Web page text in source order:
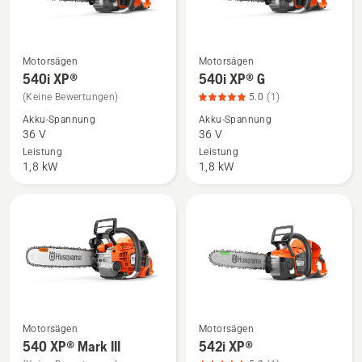
Mehr
Details
zu
540i
XP®
anzeigen
Motorsägen
540i XP®
(Keine Bewertungen)
Akku-Spannung
36 V
Leistung
1,8 kW
Mehr
Details
zu
540i
XP®
Motorsägen
540i XP® G
5.0 (1)
Akku-Spannung
36 V
Leistung
1,8 kW
Mehr
Details
Motorsägen
540 XP® Mark III
Mehr
Details
Motorsägen
542i XP®